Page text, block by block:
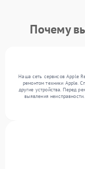
Почему
Наша сеть сервисов Apple
ремонтом техники Apple.
другие устройства. Перед
выявления
нужных услуг и цену.
запчастей по